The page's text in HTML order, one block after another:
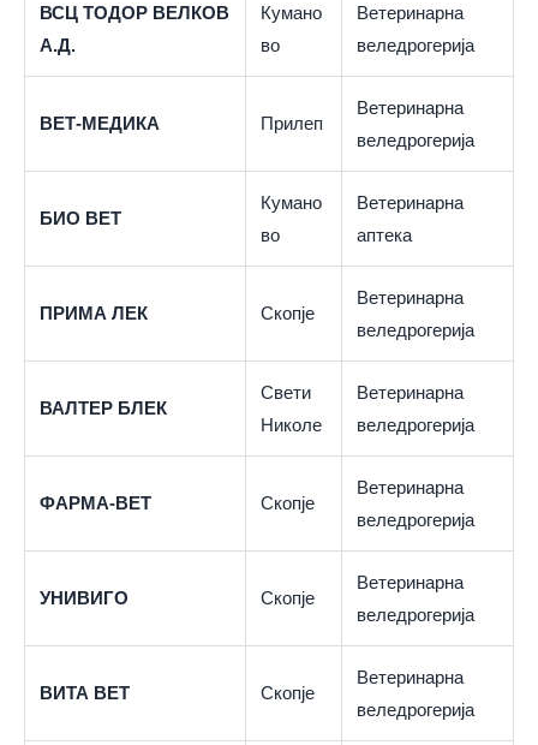
ВСЦ ТОДОР ВЕЛКОВ
А.Д.
Кумано
во
Ветеринарна
веледрогерија
ВЕТ-МЕДИКА Прилеп
Ветеринарна
веледрогерија
БИО ВЕТ
Кумано
во
Ветеринарна
аптека
ПРИМА ЛЕК Скопје
Ветеринарна
веледрогерија
ВАЛТЕР БЛЕК
Свети
Николе
Ветеринарна
веледрогерија
ФАРМА-ВЕТ Скопје
Ветеринарна
веледрогерија
УНИВИГО Скопје
Ветеринарна
веледрогерија
ВИТА ВЕТ Скопје
Ветеринарна
веледрогерија